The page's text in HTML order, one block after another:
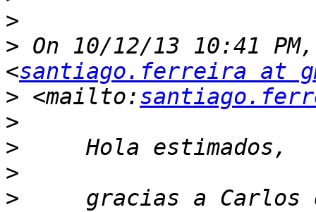
>
> On 10/12/13 10:41
<santiago.ferreira at
> <mailto:
>
>
>
>
gracias a Carlos